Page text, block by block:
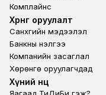
Комплайнс
Footer third
Хөрөнгө оруулалт
Санхүүгийн мэдээлэл
Банкны үнэлгээ
Компанийн засаглал
Хөрөнгө оруулагчдад
Footer second
Хүний нөөц